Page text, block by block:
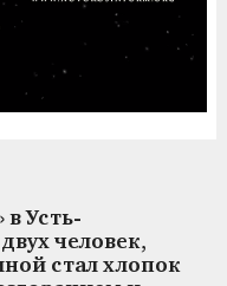
в Усть-
человек,
стал хлопок